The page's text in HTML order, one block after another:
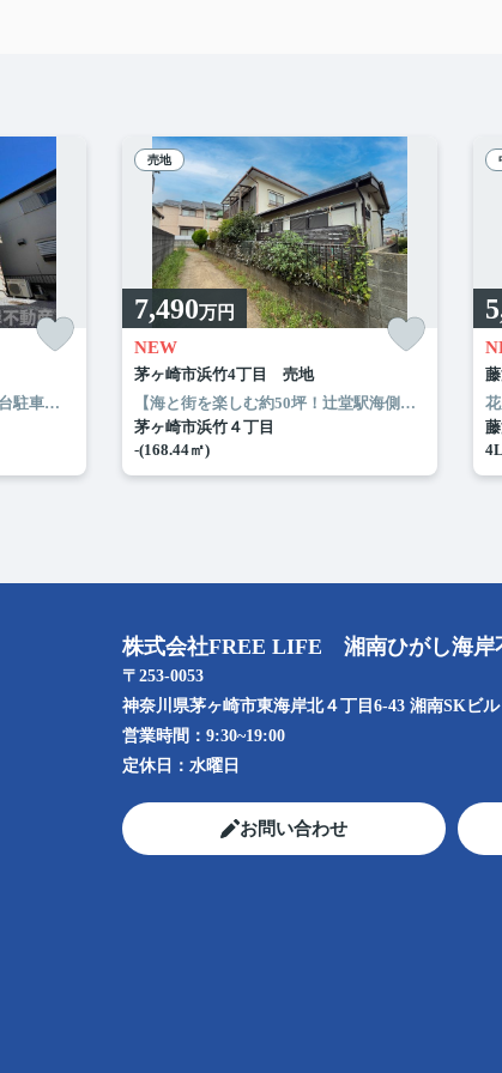
感◎○約15帖のLDKは吹抜け＆大きな開口で陽当たり・開放感良好♪ ○
能♪☆ゆとりの前面道路4.5ｍ♪☆スーパーも近くにあり生活便利♪ 神
【敷地48坪・駐車間口4.5mで2台駐車可能】 ○2022年に外壁・屋根塗装済み ○室内フルリフォーム済み
売地
7,490万円
NEW
茅ヶ崎市浜竹4丁目 売地
【海と街を楽しむ約50坪！辻堂駅海側徒歩14分】
◎
茅ヶ崎市浜竹４丁目
-(168.44㎡)
株式会社FREE LIFE 湘南ひがし海岸
〒253-0053
神奈川県茅ヶ崎市東海岸北４丁目6-43 湘南SKビ
営業時間： 9:30~19:00
定休日： 水曜日
お問い合わせ